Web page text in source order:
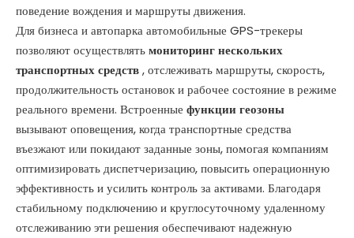
поведение вождения и маршруты движения.
Для бизнеса и автопарка автомобильные GPS-трекеры
позволяют осуществлятьмониторинг нескольких
транспортных средств, отслеживать маршруты, скорость,
продолжительность остановок и рабочее состояние в режиме
реального времени. Встроенные функции геозоны
вызывают оповещения, когда транспортные средства
въезжают или покидают заданные зоны, помогая компаниям
оптимизировать диспетчеризацию, повысить операционную
эффективность и усилить контроль за активами. Благодаря
стабильному подключению и круглосуточному удаленному
отслеживанию эти решения обеспечивают надежную